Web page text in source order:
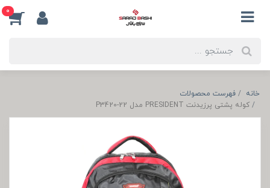
0
خانه
فهرست محصولات
کوله پشتی پرزیدنت PRESIDENT مدل P3420-22